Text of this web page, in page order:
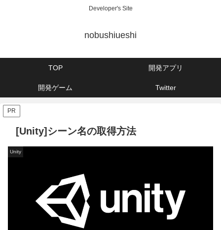
Developer's Site
nobushiueshi
TOP 開発アプリ
開発ゲーム Twitter
PR
[Unity]シーン名の取得方法
Unity